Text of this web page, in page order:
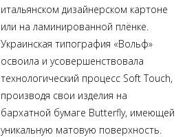
итальянском дизайнерском картоне
или на ламинированной плёнке.
Украинская типография «Вольф»
освоила и усовершенствовала
технологический процесс Soft Touch,
производя свои изделия на
бархатной бумаге Butterfly, имеющей
уникальную матовую поверхность.